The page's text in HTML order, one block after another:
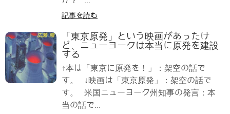
記事を読む
「東京原発」という映画があったけ
ど、ニューヨークは本当に原発を建設
する
↑本は「東京に原発を！」：架空の話で
す。 ↓映画は「東京原発」：架空の話で
す。 米国ニューヨーク州知事の発言：本
当の話で...